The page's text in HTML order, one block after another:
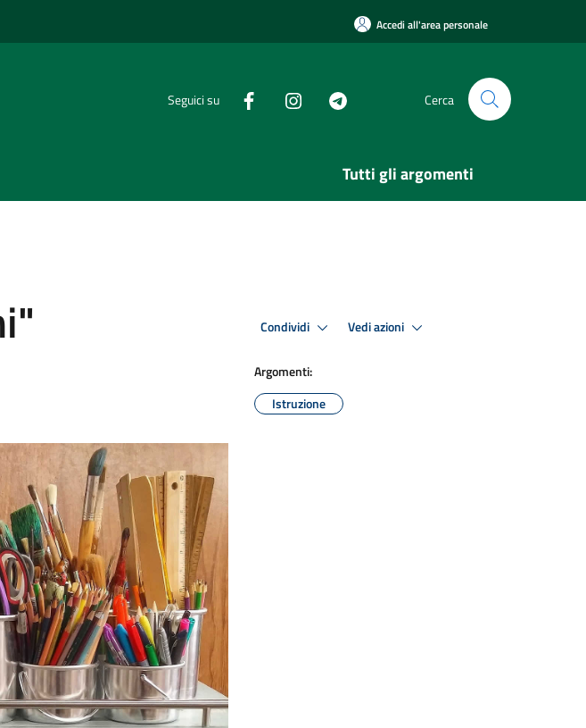
Accedi all'area personale
Seguici su Cerca
Tutti gli argomenti
Condividi Vedi azioni
Argomenti:
Istruzione